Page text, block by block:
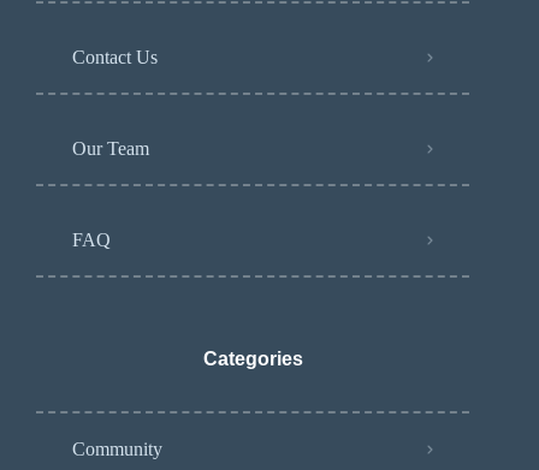
Contact Us
Our Team
FAQ
Categories
Community